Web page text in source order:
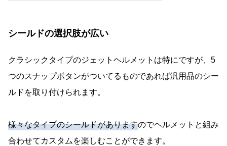
シールドの選択肢が広い
クラシックタイプのジェットヘルメットは特にですが、5
つのスナップボタンがついてるものであれば汎用品のシー
ルドを取り付けられます。
様々なタイプのシールドがありますのでヘルメットと組み
合わせてカスタムを楽しむことができます。